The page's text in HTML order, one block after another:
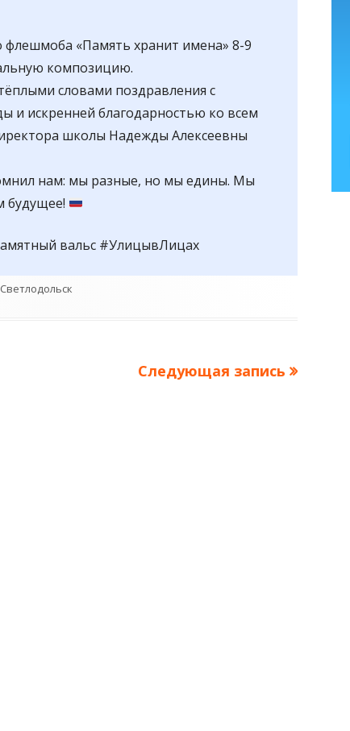
«Память хранит имена» 8-9
композицию.
словами поздравления с
и искренней благодарностью ко всем
школы Надежды Алексеевны
нам: мы разные, но мы едины. Мы
будущее!
вальс #УлицывЛицах
Следующая
Следующая запись